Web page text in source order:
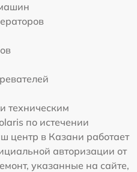
техническим
по истечении
центр в Казани работает
авторизации от
указанные на сайте,